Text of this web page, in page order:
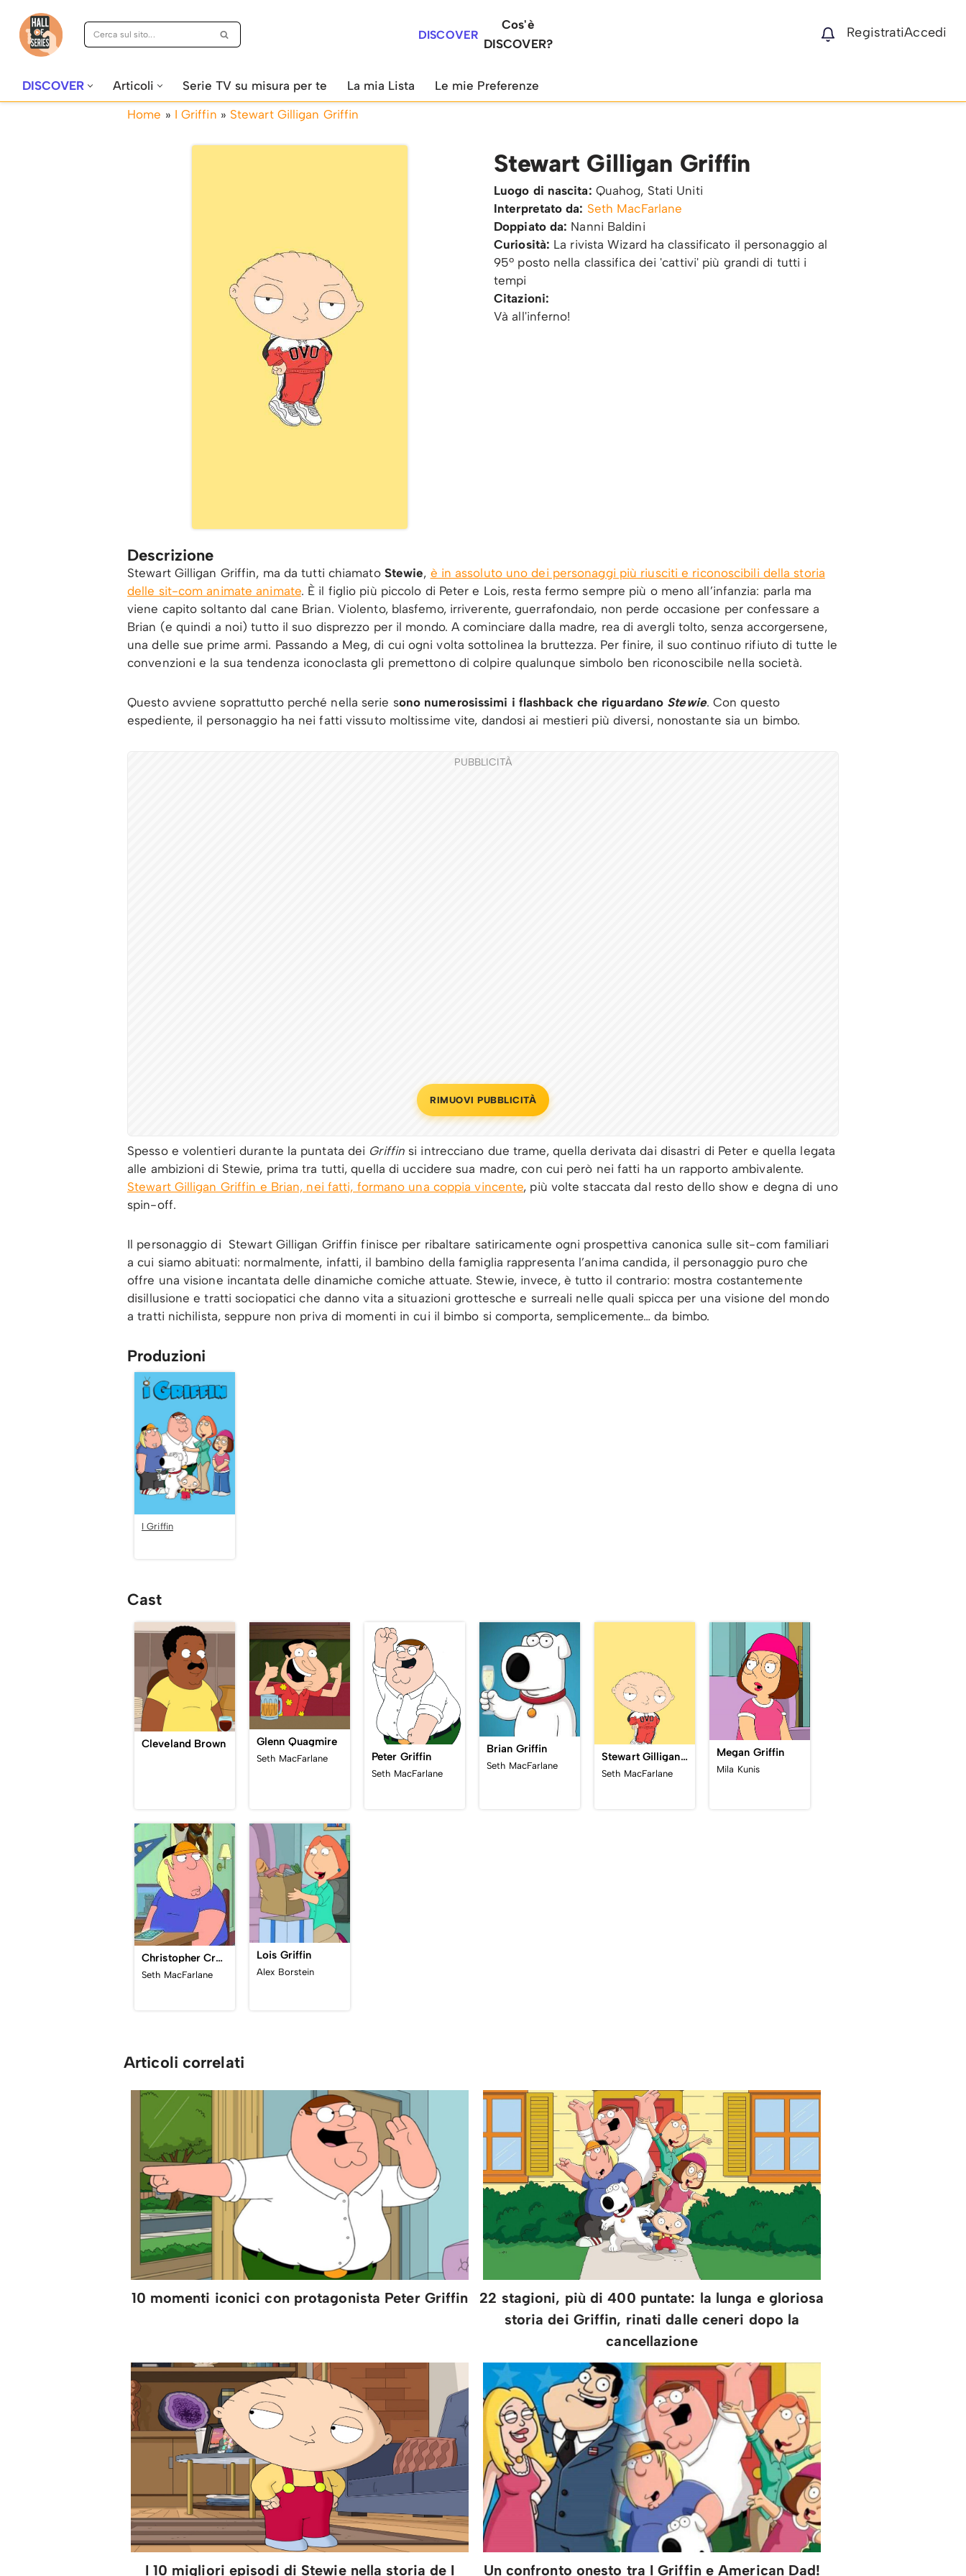
Vai
DISCOVER
Cos'è
DISCOVER?
RegistratiAccedi
DISCOVER Articoli Serie TV su misura per te La mia Lista
Le mie Preferenze
Home » I Griffin » Stewart Gilligan Griffin
Stewart Gilligan Griffin
Luogo di nascita: Quahog, Stati Uniti
Interpretato da: Seth MacFarlane
Doppiato da: Nanni Baldini
Curiosità: La rivista Wizard ha classificato il personaggio al
95º posto nella classifica dei 'cattivi' più grandi di tutti i
tempi
Citazioni:
Và all'inferno!
Descrizione
Stewart Gilligan Griffin, ma da tutti chiamato Stewie, è in assoluto uno dei personaggi più riusciti e riconoscibili della storia
delle sit-com animate animate. È il figlio più piccolo di Peter e Lois, resta fermo sempre più o meno all’infanzia: parla ma
viene capito soltanto dal cane Brian. Violento, blasfemo, irriverente, guerrafondaio, non perde occasione per confessare a
Brian (e quindi a noi) tutto il suo disprezzo per il mondo. A cominciare dalla madre, rea di avergli tolto, senza accorgersene,
una delle sue prime armi. Passando a Meg, di cui ogni volta sottolinea la bruttezza. Per finire, il suo continuo rifiuto di tutte le
convenzioni e la sua tendenza iconoclasta gli premettono di colpire qualunque simbolo ben riconoscibile nella società.
Questo avviene soprattutto perché nella serie sono numerosissimi i flashback che riguardano Stewie. Con questo
espediente, il personaggio ha nei fatti vissuto moltissime vite, dandosi ai mestieri più diversi, nonostante sia un bimbo.
PUBBLICITÀ
RIMUOVI PUBBLICITÀ
Spesso e volentieri durante la puntata dei Griffin si intrecciano due trame, quella derivata dai disastri di Peter e quella legata
alle ambizioni di Stewie, prima tra tutti, quella di uccidere sua madre, con cui però nei fatti ha un rapporto ambivalente.
Stewart Gilligan Griffin e Brian, nei fatti, formano una coppia vincente, più volte staccata dal resto dello show e degna di uno
spin-off.
Il personaggio di Stewart Gilligan Griffin finisce per ribaltare satiricamente ogni prospettiva canonica sulle sit-com familiari
a cui siamo abituati: normalmente, infatti, il bambino della famiglia rappresenta l’anima candida, il personaggio puro che
offre una visione incantata delle dinamiche comiche attuate. Stewie, invece, è tutto il contrario: mostra costantemente
disillusione e tratti sociopatici che danno vita a situazioni grottesche e surreali nelle quali spicca per una visione del mondo
a tratti nichilista, seppure non priva di momenti in cui il bimbo si comporta, semplicemente… da bimbo.
Produzioni
I Griffin
Cast
Cleveland Brown Glenn Quagmire
Seth MacFarlane Peter Griffin
Seth MacFarlane
Brian Griffin
Seth MacFarlane
Stewart Gilligan Griffin
Seth MacFarlane
Megan Griffin
Mila Kunis
Christopher Cross Griffin
Seth MacFarlane
Lois Griffin
Alex Borstein
Articoli correlati
10 momenti iconici con protagonista Peter Griffin
22 stagioni, più di 400 puntate: la lunga e gloriosa
storia dei Griffin, rinati dalle ceneri dopo la
cancellazione
I 10 migliori episodi di Stewie nella storia de I Un confronto onesto tra I Griffin e American Dad!